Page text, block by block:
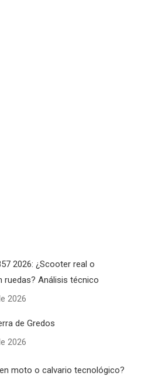
2026: ¿Scooter real o
ruedas? Análisis técnico
2026
de Gredos
2026
moto o calvario tecnológico?